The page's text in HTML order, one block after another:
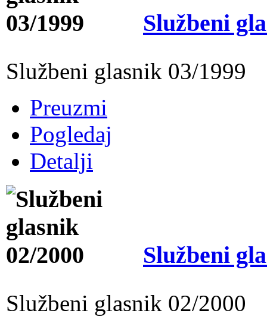
Službeni
Službeni glasnik 03/1999
Preuzmi
Pogledaj
Detalji
Službeni
Službeni glasnik 02/2000